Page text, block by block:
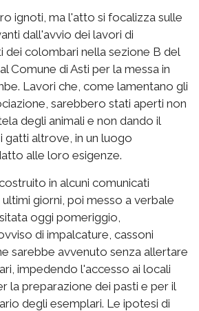
ignoti, ma l'atto si focalizza sulle
dall'avvio dei lavori di
dei colombari nella sezione B del
Comune di Asti per la messa in
Lavori che, come lamentano gli
sarebbero stati aperti non
degli animali e non dando il
gatti altrove, in un luogo
alle loro esigenze.
in alcuni comunicati
giorni, poi messo a verbale
oggi pomeriggio,
di impalcature, cassoni
sarebbe avvenuto senza allertare
impedendo l'accesso ai locali
la preparazione dei pasti e per il
degli esemplari. Le ipotesi di